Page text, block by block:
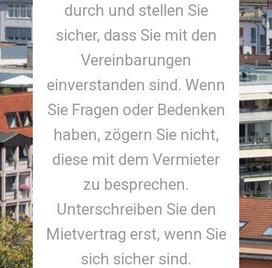
durch und stellen Sie
sicher, dass Sie mit den
Vereinbarungen
einverstanden sind. Wenn
Sie Fragen oder Bedenken
haben, zögern Sie nicht,
diese mit dem Vermieter
zu besprechen.
Unterschreiben Sie den
Mietvertrag erst, wenn Sie
sich sicher sind.